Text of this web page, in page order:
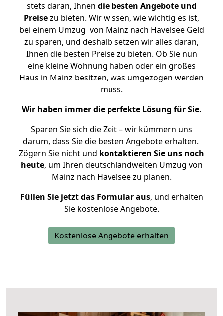
stets daran, Ihnen die besten Angebote und
Preisezu bieten. Wir wissen, wie wichtig es ist,
bei einem Umzug von Mainz nach Havelsee Geld
zu sparen, und deshalb setzen wir alles daran,
Ihnen die besten Preise zu bieten. Ob Sie nun
eine kleine Wohnung haben oder ein großes
Haus in Mainz besitzen, was umgezogen werden
muss.
Wir haben immer die perfekte Lösung für Sie.
Sparen Sie sich die Zeit – wir kümmern uns
darum, dass Sie die besten Angebote erhalten.
Zögern Sie nicht und kontaktieren Sie uns noch
heute, um Ihren deutschlandweiten Umzug von
Mainz nach Havelsee zu planen.
Füllen Sie jetzt das Formular aus, und erhalten
Sie kostenlose Angebote.
Kostenlose Angebote erhalten